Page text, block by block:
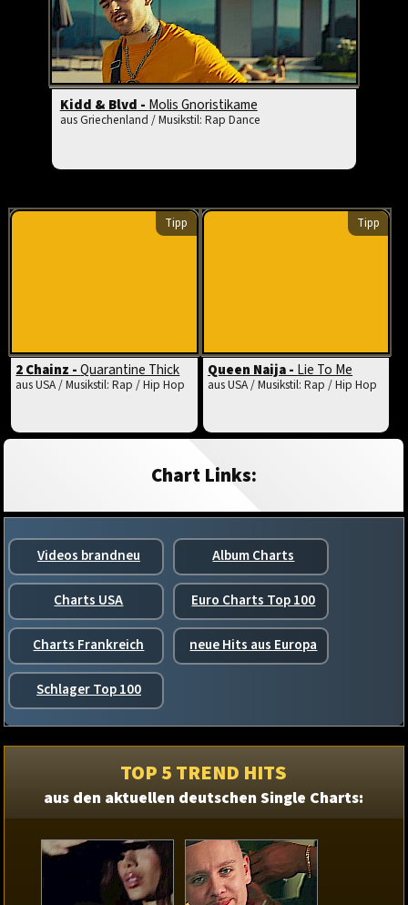
Kidd & Blvd - Molis Gnoristikame
aus Griechenland / Musikstil: Rap Dance
Tipp
2 Chainz -Quarantine Thick
aus USA / Musikstil: Rap / Hip Hop
Tipp
Queen Naija -Lie To Me
aus USA / Musikstil: Rap / Hip Hop
Chart Links:
Videos brandneu Album Charts
Charts USA Euro Charts Top 100
Charts Frankreich neue Hits aus Europa
Schlager Top 100
TOP 5 TREND HITS
aus den aktuellen deutschen Single Charts: